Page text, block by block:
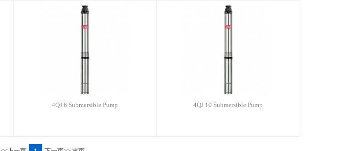
4QJ 6 Submersible Pump 4QJ 10 Submersible Pump